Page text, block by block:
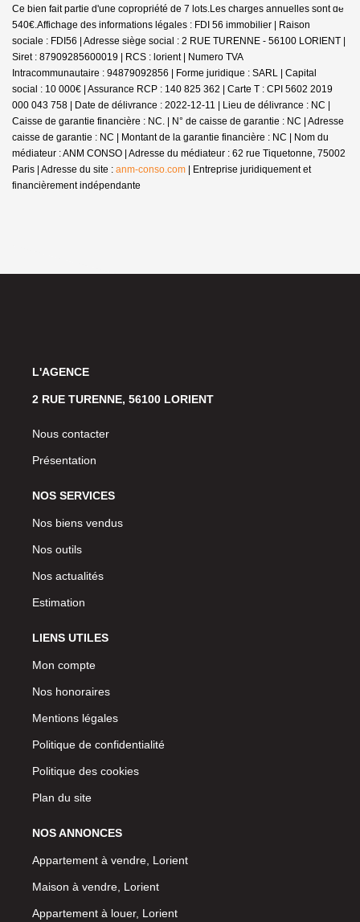
Ce bien fait partie d'une copropriété de 7 lots.Les charges annuelles sont de
540€.Affichage des informations légales : FDI 56 immobilier | Raison
sociale : FDI56 | Adresse siège social : 2 RUE TURENNE - 56100 LORIENT |
Siret : 87909285600019 | RCS : lorient | Numero TVA
Intracommunautaire : 94879092856 | Forme juridique : SARL | Capital
social : 10 000€ | Assurance RCP : 140 825 362 | Carte T : CPI 5602 2019
000 043 758 | Date de délivrance : 2022-12-11 | Lieu de délivrance : NC |
Caisse de garantie financière : NC. | N° de caisse de garantie : NC | Adresse
caisse de garantie : NC | Montant de la garantie financière : NC | Nom du
médiateur : ANM CONSO | Adresse du médiateur : 62 rue Tiquetonne, 75002
Paris | Adresse du site : anm-conso.com | Entreprise juridiquement et
financièrement indépendante
L'AGENCE
2 RUE TURENNE, 56100 LORIENT
Nous contacter
Présentation
NOS SERVICES
Nos biens vendus
Nos outils
Nos actualités
Estimation
LIENS UTILES
Mon compte
Nos honoraires
Mentions légales
Politique de confidentialité
Politique des cookies
Plan du site
NOS ANNONCES
Appartement à vendre, Lorient
Maison à vendre, Lorient
Appartement à louer, Lorient